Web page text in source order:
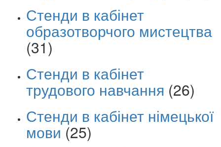
Стенди в кабінет
образотворчого мистецтва
(31)
Стенди в кабінет
трудового навчання (26)
Стенди в кабінет німецької
мови (25)